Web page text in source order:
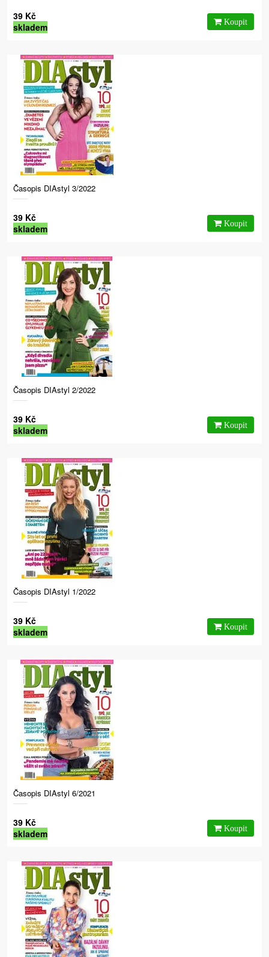
39 Kč
skladem
Časopis DIAstyl 3/2022
39 Kč
skladem
Časopis DIAstyl 2/2022
39 Kč
skladem
Časopis DIAstyl 1/2022
39 Kč
skladem
Časopis DIAstyl 6/2021
39 Kč
skladem